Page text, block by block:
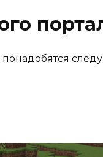
понадобятся